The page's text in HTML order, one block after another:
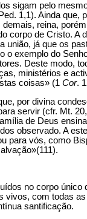
sigam pelo
1,1). Ainda
reina,
corpo de Cristo.
união, já que os
o exemplo do
Deste modo,
ministérios e
coisas» (1 Cor.
por divina
servir (cfr. Mt.
de Deus
observado. A
para vós, como
no corpo
com todas
santificação.